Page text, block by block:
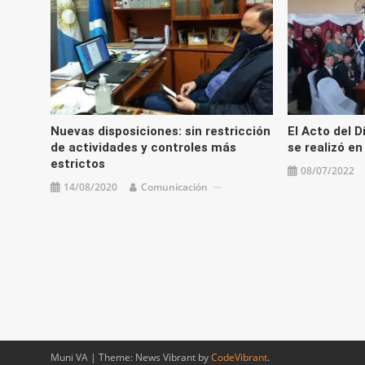
Nuevas disposiciones: sin restricción
de actividades y controles más
estrictos
14/08/2020 Comunicación
El Acto del
se realizó en
08/07/2022
Muni VA | Theme: News Vibrant byCodeVibrant.